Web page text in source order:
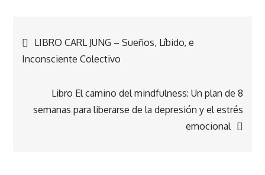
Navegación
de
entradas
LIBRO CARL JUNG – Sueños, Líbido, e
Inconsciente Colectivo
Libro El camino del mindfulness: Un plan de 8
semanas para liberarse de la depresión y el estrés
emocional